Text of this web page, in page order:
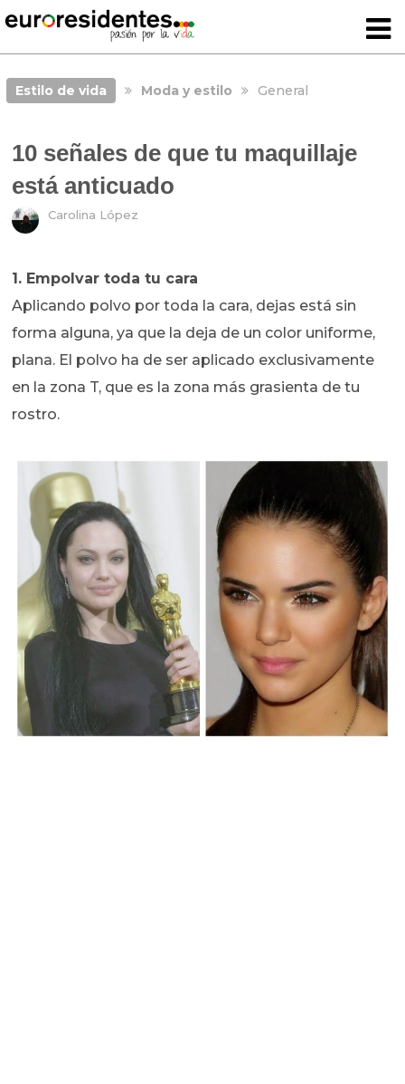
Estilo de vida Moda y estilo General
10 señales de que tu maquillaje
está anticuado
Carolina López
1. Empolvar toda tu cara
Aplicando polvo por toda la cara, dejas está sin
forma alguna, ya que la deja de un color uniforme,
plana. El polvo ha de ser aplicado exclusivamente
en la zona T, que es la zona más grasienta de tu
rostro.